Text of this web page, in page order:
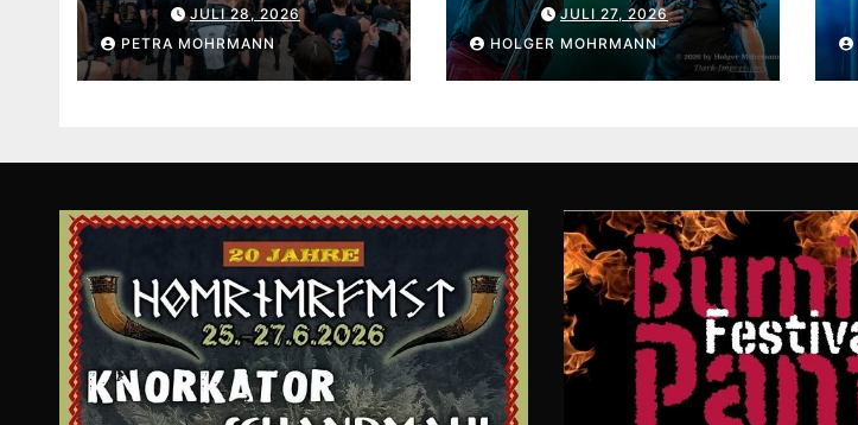
JULI 28, 2026
PETRA MOHRMANN
JULI 27, 2026
HOLGER MOHRMANN